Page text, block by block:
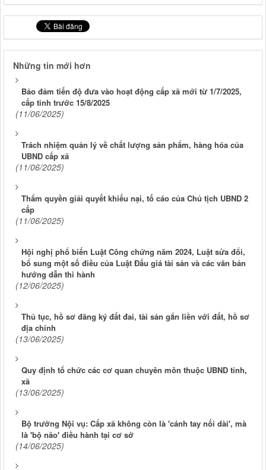
Những tin mới hơn
Bảo đảm tiến độ đưa vào hoạt động cấp xã mới từ 1/7/2025,
cấp tỉnh trước 15/8/2025
(11/06/2025)
Trách nhiệm quản lý về chất lượng sản phẩm, hàng hóa của
UBND cấp xã
(11/06/2025)
Thẩm quyền giải quyết khiếu nại, tố cáo của Chủ tịch UBND 2
cấp
(11/06/2025)
Hội nghị phổ biến Luật Công chứng năm 2024, Luật sửa đổi,
bổ sung một số điều của Luật Đấu giá tài sản và các văn bản
hướng dẫn thi hành
(12/06/2025)
Thủ tục, hồ sơ đăng ký đất đai, tài sản gắn liền với đất, hồ sơ
địa chính
(13/06/2025)
Quy định tổ chức các cơ quan chuyên môn thuộc UBND tỉnh,
xã
(13/06/2025)
Bộ trưởng Nội vụ: Cấp xã không còn là 'cánh tay nối dài', mà
là 'bộ não' điều hành tại cơ sở
(14/06/2025)